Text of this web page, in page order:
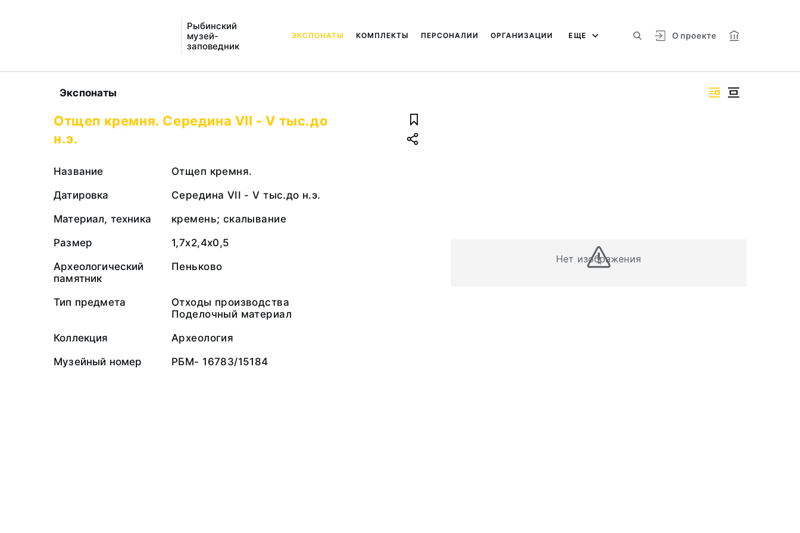
Рыбинский
музей-
заповедник
О проекте
ЭКСПОНАТЫ КОМПЛЕКТЫ ПЕРСОНАЛИИ ОРГАНИЗАЦИИ ЕЩЕ
Экспонаты
Нет изображения
Отщеп кремня. Середина VII - V тыс.до
н.э.
Название
Отщеп кремня.
Датировка
Середина VII - V тыс.до н.э.
Материал, техника
кремень; скалывание
Размер
1,7х2,4х0,5
Археологический
памятник
Пеньково
Тип предмета
Отходы производства
Поделочный материал
Коллекция
Археология
Музейный номер
РБМ- 16783/15184